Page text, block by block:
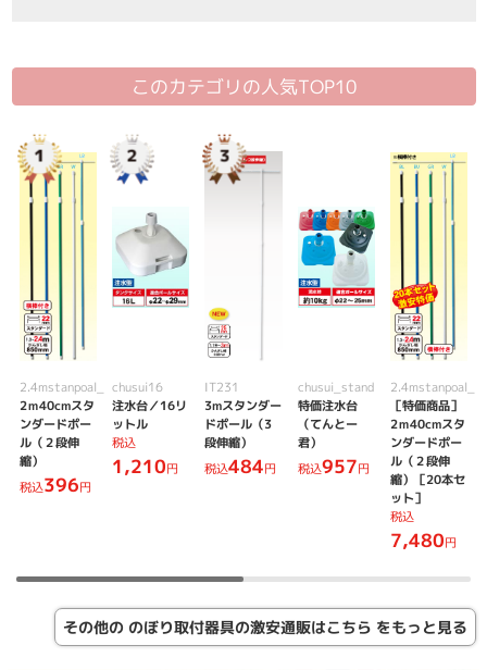
このカテゴリの人気TOP10
2.4mstanpoal_r
2ｍ40cmスタ
ンダードポー
ル（２段伸
縮）
税込396円
chusui16
注水台／16リ
ットル
税込
1,210円
IT231
3mスタンダー
ドポール（3
段伸縮）
税込484円
chusui_stand
特価注水台
（てんとー
君）
税込957円
［特価商品］
2ｍ40cmスタ
ンダードポー
ル（２段伸
縮）［20本セ
ット］
税込
7,480円
その他の のぼり取付器具の激安通販はこちら をもっと見る